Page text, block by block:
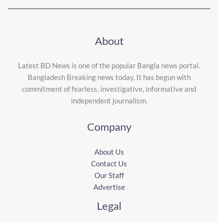
About
Latest BD News is one of the popular Bangla news portal.
Bangladesh Breaking news today, It has begun with
commitment of fearless, investigative, informative and
independent journalism.
Company
About Us
Contact Us
Our Staff
Advertise
Legal